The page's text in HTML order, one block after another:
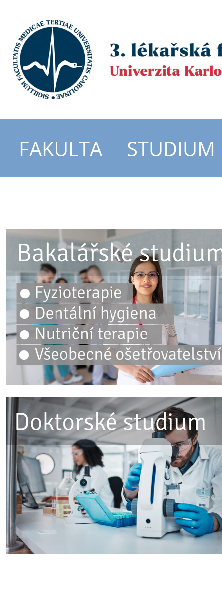
FAKULTA STUDIUM